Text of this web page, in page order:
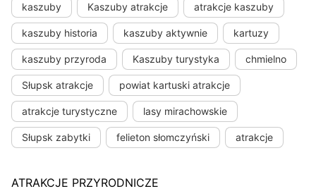
kaszuby Kaszuby atrakcje atrakcje kaszuby
kaszuby historia kaszuby aktywnie kartuzy
kaszuby przyroda Kaszuby turystyka chmielno
Słupsk atrakcje powiat kartuski atrakcje
atrakcje turystyczne lasy mirachowskie
Słupsk zabytki felieton słomczyński atrakcje
ATRAKCJE PRZYRODNICZE